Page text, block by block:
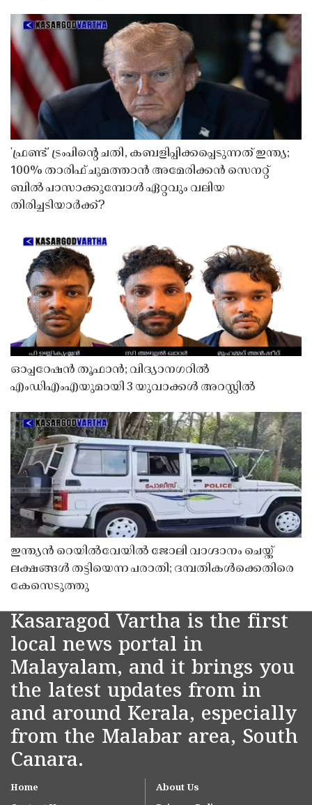
'ഫ്രണ്ട്' ട്രംപിന്റെ ചതി, കബളിപ്പിക്കപ്പെടുന്നത് ഇന്ത്യ;
100% താരിഫ് ചുമത്താൻ അമേരിക്കൻ സെനറ്റ്
ബിൽ പാസാക്കുമ്പോൾ ഏറ്റവും വലിയ
തിരിച്ചടിയാർക്ക്?
ഓപ്പറേഷൻ തൂഫാൻ; വിദ്യാനഗറിൽ
എംഡിഎംഎയുമായി 3 യുവാക്കൾ അറസ്റ്റിൽ
ഇന്ത്യൻ റെയിൽവേയിൽ ജോലി വാഗ്ദാനം ചെയ്ത്
ലക്ഷങ്ങൾ തട്ടിയെന്ന പരാതി; ദമ്പതികൾക്കെതിരെ
കേസെടുത്തു
Kasaragod Vartha is the first
local news portal in
Malayalam, and it brings you
the latest updates from in
and around Kerala, especially
from the Malabar area, South
Canara.
Home
About Us